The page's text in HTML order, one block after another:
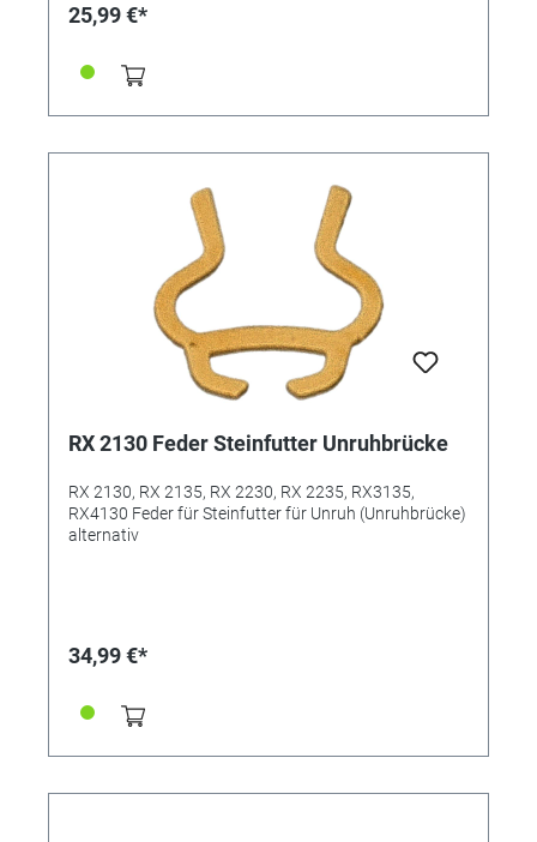
25,99 €*
RX 2130 Feder Steinfutter Unruhbrücke
RX 2130, RX 2135, RX 2230, RX 2235, RX3135,
RX4130 Feder für Steinfutter für Unruh (Unruhbrücke)
alternativ
34,99 €*